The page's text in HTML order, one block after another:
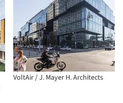
VoltAir / J. Mayer H. Architects